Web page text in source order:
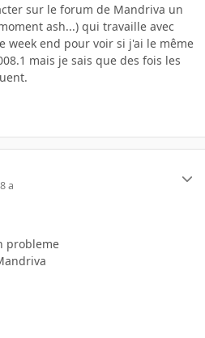
sur le forum de Mandriva un
ash...) qui travaille avec
week end pour voir si j'ai le même
mais je sais que des fois les
a
probleme